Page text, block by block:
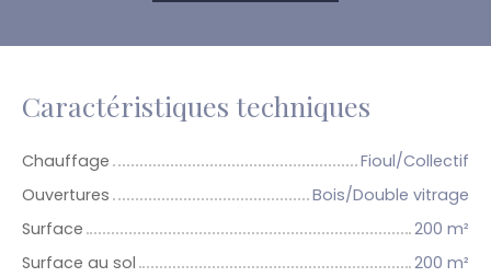
Caractéristiques techniques
Chauffage
Fioul/Collectif
Ouvertures
Bois/Double vitrage
Surface
200 m²
Surface au sol
200 m²